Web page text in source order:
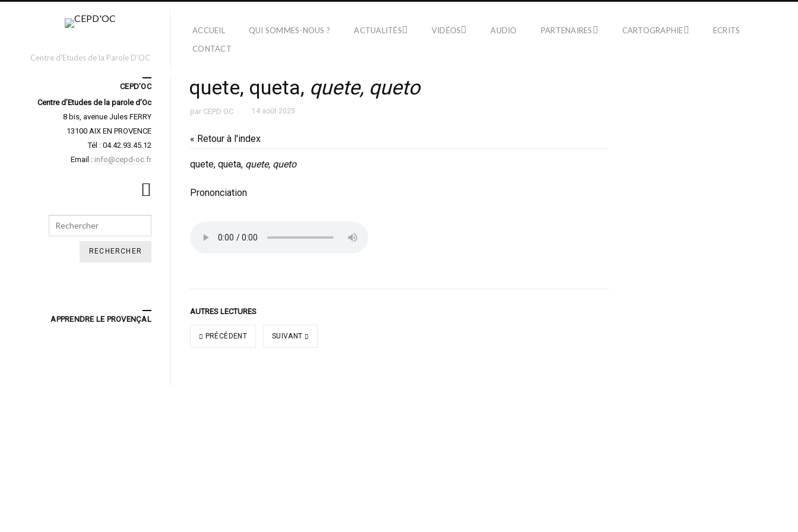
Centre d'Etudes de la Parole D'OC
ACCUEIL QUI SOMMES-NOUS ? ACTUALITÉS VIDÉOS AUDIO PARTENAIRES CARTOGRAPHIE
ECRITS
CONTACT
quete, queta, quete, queto
par CEPD OC 14 août 2025
« Retour à l'index
quete, queta, quete, queto
Prononciation
AUTRES LECTURES
PRÉCÉDENT SUIVANT
CEPD’OC
Centre d’Etudes de la parole d’Oc
8 bis, avenue Jules FERRY
13100 AIX EN PROVENCE
Tél : 04.42.93.45.12
Email : info@cepd-oc.fr
Search
APPRENDRE LE PROVENÇAL